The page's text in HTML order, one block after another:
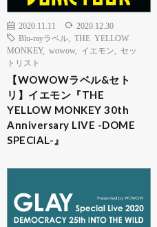
2020.11.11
2020.12.30
Blu-rayラベル
THE YELLOW
MONKEY, wowow, イエモン
セッ
トリスト
【WOWOWラベル&セト
リ】イエモン『THE
YELLOW MONKEY 30th
Anniversary LIVE -DOME
SPECIAL-』